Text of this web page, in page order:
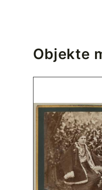
Objekte